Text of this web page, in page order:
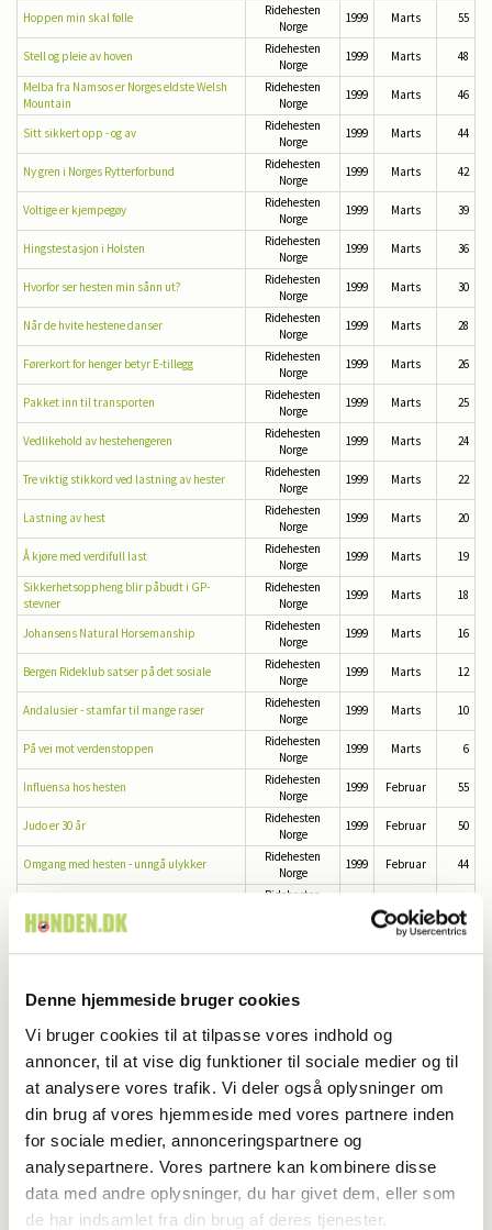
Denne hjemmeside bruger cookies
Vi bruger cookies til at tilpasse vores indhold og
annoncer, til at vise dig funktioner til sociale medier og til
at analysere vores trafik. Vi deler også oplysninger om
din brug af vores hjemmeside med vores partnere inden
for sociale medier, annonceringspartnere og
analysepartnere. Vores partnere kan kombinere disse
data med andre oplysninger, du har givet dem, eller som
de har indsamlet fra din brug af deres tjenester.
Hoppen min skal følle
Ridehesten
Norge
1999 Marts 55
Stell og pleie av hoven
Ridehesten
Norge
1999 Marts
48
Melba fra Namsos er Norges eldste Welsh
Mountain
Ridehesten
Norge
1999 Marts 46
Sitt sikkert opp - og av
Ridehesten
Norge
1999 Marts 44
Ny gren i Norges Rytterforbund
Ridehesten
Norge
1999 Marts 42
Voltige er kjempegøy
Ridehesten
Norge
1999 Marts 39
Hingstestasjon i Holsten
Ridehesten
Norge
1999 Marts 36
Hvorfor ser hesten min sånn ut?
Ridehesten
Norge
1999 Marts 30
Når de hvite hestene danser
Ridehesten
Norge
1999 Marts 28
Førerkort for henger betyr E-tillegg
Ridehesten
Norge
1999 Marts 26
Pakket inn til transporten
Ridehesten
Norge
1999 Marts 25
Vedlikehold av hestehengeren
Ridehesten
Norge
1999 Marts 24
Tre viktig stikkord ved lastning av hester
Ridehesten
Norge
1999 Marts 22
Lastning av hest
Ridehesten
Norge
1999 Marts 20
Å kjøre med verdifull last
Ridehesten
Norge
1999 Marts
19
Sikkerhetsoppheng blir påbudt i GP-
stevner
Ridehesten
Norge
1999 Marts 18
Johansens Natural Horsemanship
Ridehesten
Norge
1999 Marts 16
Bergen Rideklub satser på det sosiale
Ridehesten
Norge
1999 Marts 12
Andalusier - stamfar til mange raser
Ridehesten
Norge
1999 Marts 10
På vei mot verdenstoppen
Ridehesten
Norge
1999 Marts 6
Influensa hos hesten
Ridehesten
Norge
1999 Februar 55
Judo er 30 år
Ridehesten
Norge
1999 Februar 50
Omgang med hesten - unngå ulykker
Ridehesten
Norge
1999 Februar 44
Ridehesten
Norge
Februar 36
Ridehesten
Utdannelse krever tålmodighet
Norge
1999 Februar
Unge hester må ikke overtrenes
Ridehesten
1999 Februar
Innhopping av unghester
Ridehesten
Norge
Tøft distanse-VM i ørkensand
Ridehesten
1999 Februar
Dansk kokk blev dressurtrener i Norge
Ridehesten
Norge